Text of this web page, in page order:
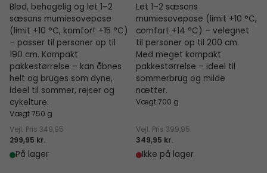
Blød, behagelig og let 1–2
sæsons mumiesovepose
(limit +10 °C, komfort +15 °C)
– passer til personer op til
190 cm. Kompakt
pakkestørrelse – kan åbnes
helt og bruges som dyne,
ideel til sommer, rejser og
cykelture.
Vægt 750 g
Vejl. Pris 349,95
299,95 kr.
På lager
Let 1–2 sæsons
mumiesovepose (limit +10 °C,
comfort +14 °C) – velegnet
til personer op til 200 cm.
Med meget kompakt
pakkestørrelse – ideel til
sommerbrug og milde
nætter.
Vægt 700 g
Vejl. Pris 399,95
349,95 kr.
Ikke på lager